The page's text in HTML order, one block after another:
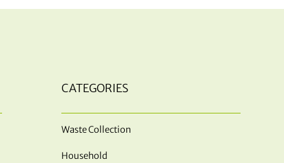
CATEGORIES
Waste Collection
Household